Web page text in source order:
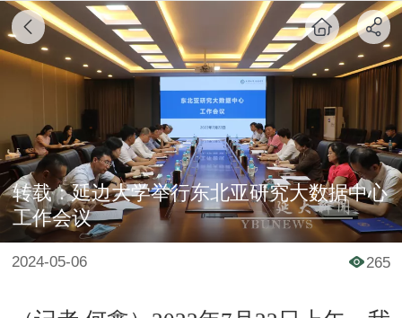
转载：延边大学举行东北亚研究大数据中心
工作会议
2024-05-06 265